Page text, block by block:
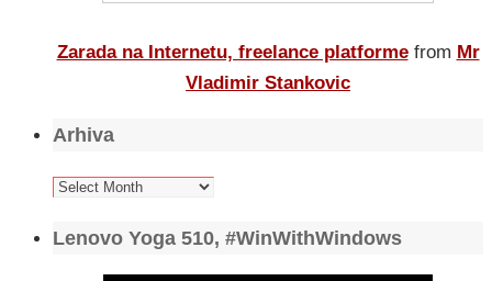
Zarada na Internetu, freelance platforme from Mr
Vladimir Stankovic
Arhiva
Arhiva
Lenovo Yoga 510, #WinWithWindows